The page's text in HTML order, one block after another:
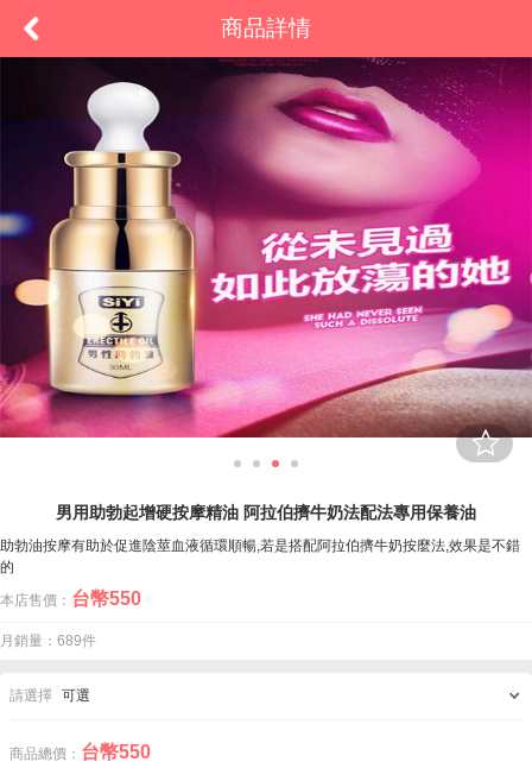
商品詳情
男用助勃起增硬按摩精油 阿拉伯擠牛奶法配法專用保養油
助勃油按摩有助於促進陰莖血液循環順暢,若是搭配阿拉伯擠牛奶按麼法,效果是不錯
的
本店售價： 台幣550
月銷量：689件
請選擇 可選
商品總價： 台幣550